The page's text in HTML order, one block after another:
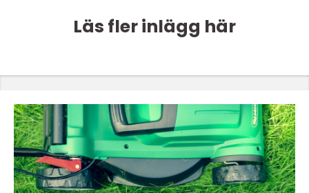
Läs fler inlägg här